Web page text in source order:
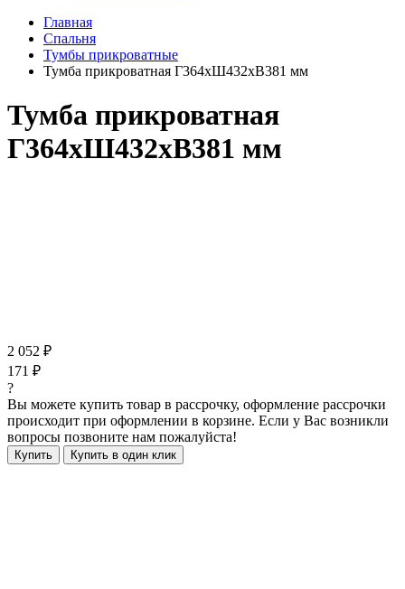
Главная
Спальня
Тумбы прикроватные
Тумба прикроватная Г364хШ432хВ381 мм
Тумба прикроватная
Г364хШ432хВ381 мм
2 052 ₽
171 ₽
?
Вы можете купить товар в рассрочку, оформление рассрочки
происходит при оформлении в корзине. Если у Вас возникли
вопросы позвоните нам пожалуйста!
Купить Купить в один клик